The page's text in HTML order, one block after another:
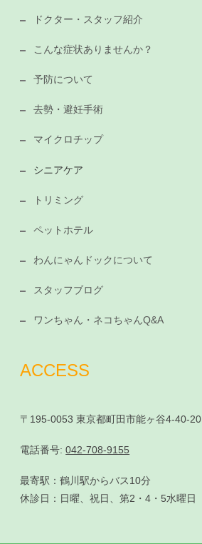
ドクター・スタッフ紹介
こんな症状ありませんか？
予防について
去勢・避妊手術
マイクロチップ
シニアケア
トリミング
ペットホテル
わんにゃんドックについて
スタッフブログ
ワンちゃん・ネコちゃんQ&A
ACCESS
〒195-0053 東京都町田市能ヶ谷4-40-20
電話番号:042-708-9155
最寄駅：鶴川駅からバス10分
休診日：日曜、祝日、第2・4・5水曜日